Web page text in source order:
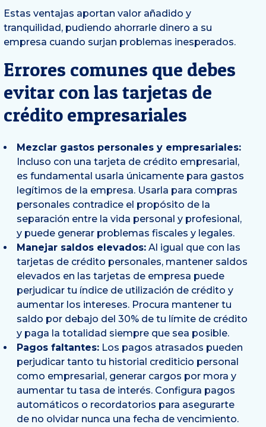
Estas ventajas aportan valor añadido y
tranquilidad, pudiendo ahorrarle dinero a su
empresa cuando surjan problemas inesperados.
Errores comunes que debes
evitar con las tarjetas de
crédito empresariales
Mezclar gastos personales y empresariales:
Incluso con una tarjeta de crédito empresarial,
es fundamental usarla únicamente para gastos
legítimos de la empresa. Usarla para compras
personales contradice el propósito de la
separación entre la vida personal y profesional,
y puede generar problemas fiscales y legales.
Manejar saldos elevados: Al igual que con las
tarjetas de crédito personales, mantener saldos
elevados en las tarjetas de empresa puede
perjudicar tu índice de utilización de crédito y
aumentar los intereses. Procura mantener tu
saldo por debajo del 30% de tu límite de crédito
y paga la totalidad siempre que sea posible.
Pagos faltantes: Los pagos atrasados pueden
perjudicar tanto tu historial crediticio personal
como empresarial, generar cargos por mora y
aumentar tu tasa de interés. Configura pagos
automáticos o recordatorios para asegurarte
de no olvidar nunca una fecha de vencimiento.